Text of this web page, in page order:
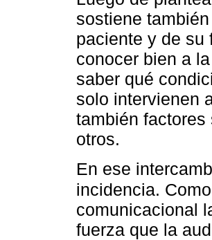
sostiene
paciente y de
conocer bien a
saber qué
solo intervienen
también
otros.
En ese
incidencia.
comunicacional
fuerza que la